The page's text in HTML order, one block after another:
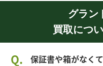
グラン
買取につ
保証書や箱がなく